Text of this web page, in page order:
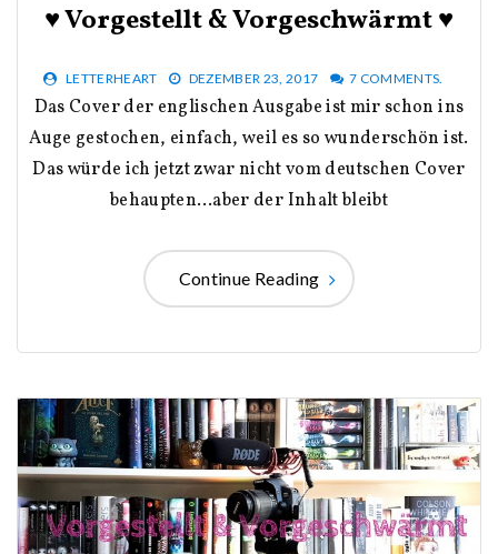
♥ Vorgestellt & Vorgeschwärmt ♥
LETTERHEART DEZEMBER 23, 2017 7 COMMENTS.
Das Cover der englischen Ausgabe ist mir schon ins
Auge gestochen, einfach, weil es so wunderschön ist.
Das würde ich jetzt zwar nicht vom deutschen Cover
behaupten…aber der Inhalt bleibt
Continue Reading